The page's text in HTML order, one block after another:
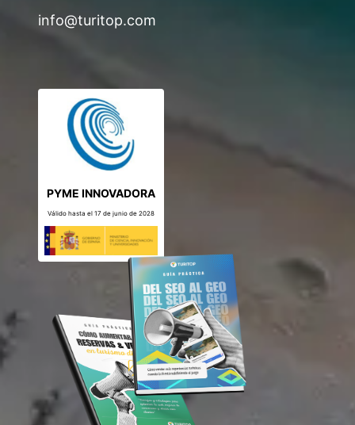
info@turitop.com
PYME INNOVADORA
Válido hasta el 17 de junio de 2028